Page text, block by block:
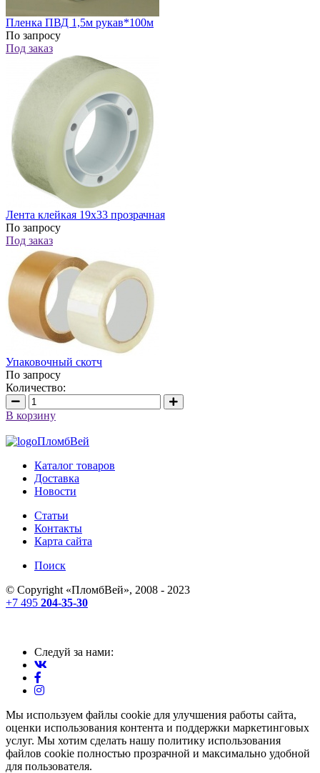
Пленка ПВД 1,5м рукав*100м
По запросу
Под заказ
Лента клейкая 19х33 прозрачная
По запросу
Под заказ
Упаковочный скотч
По запросу
Количество:
В корзину
ПломбВей
Каталог товаров
Доставка
Новости
Статьи
Контакты
Карта сайта
Поиск
© Copyright «ПломбВей», 2008 - 2023
+7 495 204-35-30
Следуй за нами:
Мы используем файлы cookie для улучшения работы сайта,
оценки использования контента и поддержки маркетинговых
услуг. Мы хотим сделать нашу политику использования
файлов cookie полностью прозрачной и максимально удобной
для пользователя.